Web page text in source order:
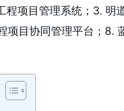
程项目管理系统；3. 明
项目协同管理平台；8.